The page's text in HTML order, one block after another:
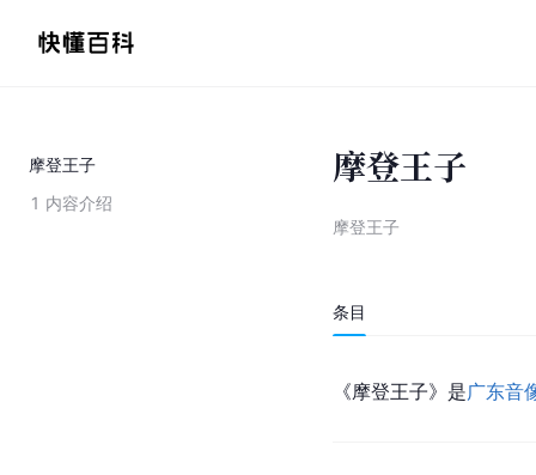
摩登王子
1 内容介绍
摩登王子
摩登王子
条目
《摩登王子》是广东音